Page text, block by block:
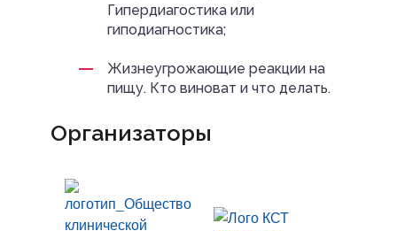
Гипердиагостика или
гиподиагностика;
Жизнеугрожающие реакции на
пищу. Кто виноват и что делать.
Организаторы